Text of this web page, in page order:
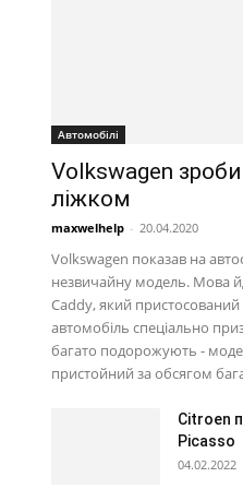
Автомобілі
Volkswagen
ліжком
maxwelhelp - 20.04.2020
Volkswagen показав на
незвичайну модель. Мова
Caddy, який пристосований
автомобіль спеціально
багато подорожують -
пристойний за обсягом
Citroen
Picasso
04.02.2022